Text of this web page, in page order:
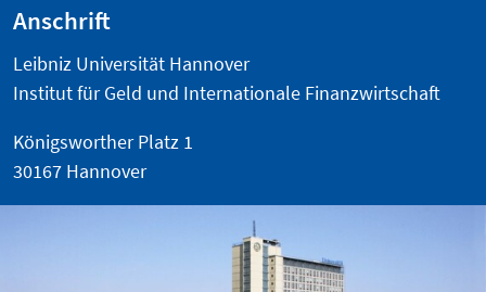
Anschrift
Leibniz Universität Hannover
Institut für Geld und Internationale Finanzwirtschaft
Königsworther Platz 1
30167 Hannover